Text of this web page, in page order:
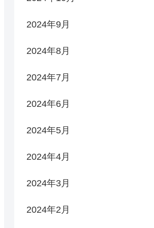
2024年9月
2024年8月
2024年7月
2024年6月
2024年5月
2024年4月
2024年3月
2024年2月